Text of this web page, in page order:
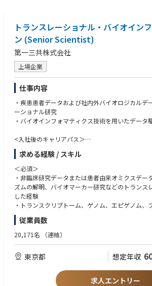
• シニアメンバーや管理職からメンタリングを積
を継続的に追求できること
トランスレーショナル・バイオイン
ン (Senior Scientist)
第一三共株式会社
上場企業
仕事内容
・疾患患者データおよび社内外バイオロジカルデ
ーショナル研究
・バイオインフォマティクス技術を用いたデータ
<入社後のキャリアパス＞
・創薬研究の初期探索またはプロジェクトのリーダ
・データ駆動型創薬研究基盤構築の企画・推進リー
求める経験 / スキル
＜必須＞
・非臨床研究データまたは患者由来オミクスデー
ズムの解明、バイオマーカー研究などのトランス
した経験
・トランスクリプトーム、ゲノム、エピゲノム、
セル解析などのオミクスデータを用いた研究経験
・生物学的・薬理学的な仮説に基づいて解析計画
を解釈して次の実験や研究方針につなげた経験
性や臨床的意義を評価する能力
・薬理、疾患生物学、分子生物学、バイオインフ
学、または関連分野における専門知識
・バイオインフォマティクス、医学、薬学、また
従業員数
20,171名 （連結）
東京都 想定年収
求人エントリー